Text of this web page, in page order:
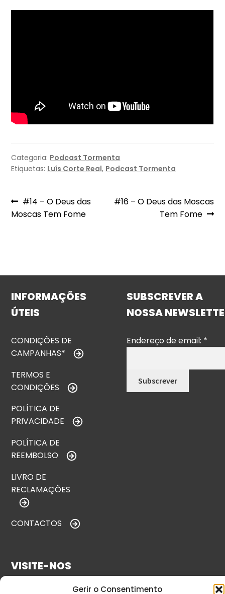
Gerir o Consentimento
Categoria: Podcast Tormenta
Etiquetas: Luís Corte Real, Podcast Tormenta
Navegação
de
Artigo
anterior:
#14 – O Deus das
Moscas Tem Fome
Artigo
#16 – O Deus das Moscas
Tem Fome
INFORMAÇÕES
ÚTEIS
CONDIÇÕES DE
CAMPANHAS*
TERMOS E
CONDIÇÕES
POLÍTICA DE
PRIVACIDADE
POLÍTICA DE
REEMBOLSO
LIVRO DE
RECLAMAÇÕES
CONTACTOS
SUBSCREVER A
NOSSA
Endereço de email: *
VISITE-NOS